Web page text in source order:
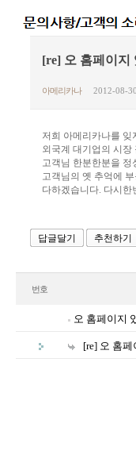
[re] 오 홈페이지
아메리카나 2012-08-
저희 아메리카나를
외국계 대기업의 시장
고객님 한분한분을
고객님의 옛 추억에
다하겠습니다. 다시한
답글달기 추천하기
번호
오 홈페이지
[re] 오 홈